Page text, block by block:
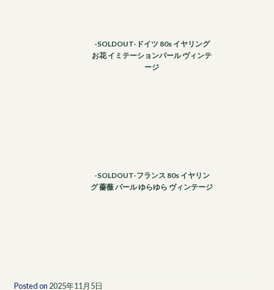
-SOLDOUT-ドイツ 80s イヤリング
お花 イミテーションパール ヴィンテ
ージ
-SOLDOUT-フランス 80s イヤリン
グ 薔薇 パール ゆらゆら ヴィンテージ
Posted on 2025年11月5日